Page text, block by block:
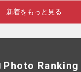
新着をもっと見る
Photo Ranking